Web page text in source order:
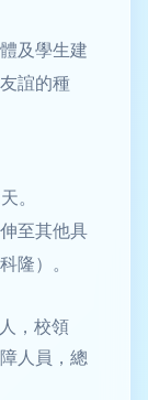
及學生建
誼的種
。
至其他具
隆）。
，校領
人員，總